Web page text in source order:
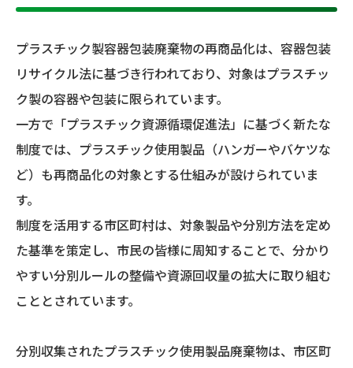
プラスチック製容器包装廃棄物の再商品化は、容器包装
リサイクル法に基づき行われており、対象はプラスチッ
ク製の容器や包装に限られています。
一方で「プラスチック資源循環促進法」に基づく新たな
制度では、プラスチック使用製品（ハンガーやバケツな
ど）も再商品化の対象とする仕組みが設けられていま
す。
制度を活用する市区町村は、対象製品や分別方法を定め
た基準を策定し、市民の皆様に周知することで、分かり
やすい分別ルールの整備や資源回収量の拡大に取り組む
こととされています。
分別収集されたプラスチック使用製品廃棄物は、市区町